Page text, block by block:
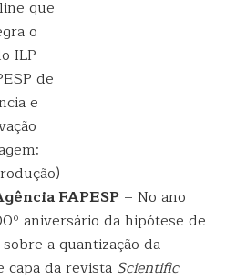
que
o
ILP-
de
e
FAPESP – No ano
aniversário da hipótese de
a quantização da
capa da revista Scientific